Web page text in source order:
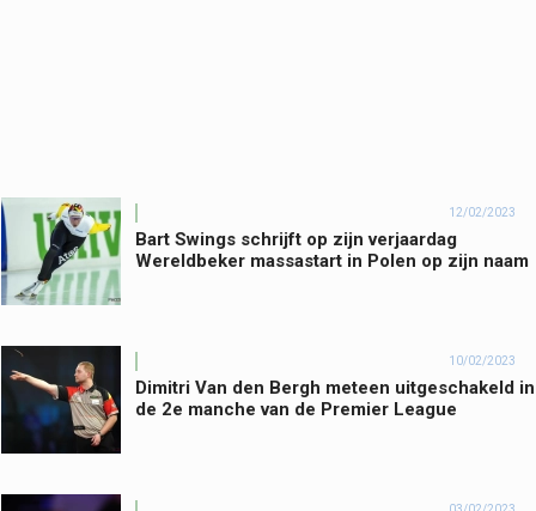
12/02/2023
Bart Swings schrijft op zijn verjaardag
Wereldbeker massastart in Polen op zijn naam
10/02/2023
Dimitri Van den Bergh meteen uitgeschakeld in
de 2e manche van de Premier League